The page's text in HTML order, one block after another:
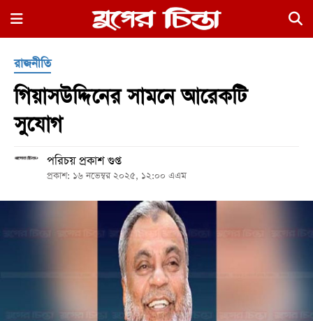
×
রাজনীতি
জুড়ে
আদালতপাড়া
রাজনীতি
গিয়াসউদ্দিনের সামনে আরেকটি
সুযোগ
পরিচয় প্রকাশ গুপ্ত
প্রকাশ: ১৬ নভেম্বর ২০২৫, ১২:০০ এএম